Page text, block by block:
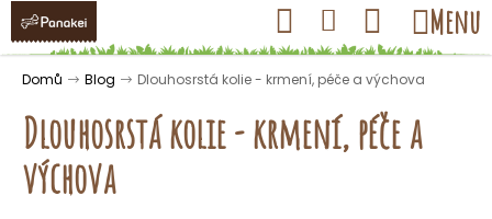
Přejít
obsah
Hledat Přihlášení
Nákupní
košík
Menu
Domů Blog Dlouhosrstá kolie - krmení, péče a výchova
Dlouhosrstá kolie - krmení, péče a
výchova
K
o Zpět
Zpět